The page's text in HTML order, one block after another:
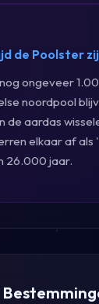
de Poolster
ongeveer
noordpool
de aardas
elkaar af als
26.000 jaar.